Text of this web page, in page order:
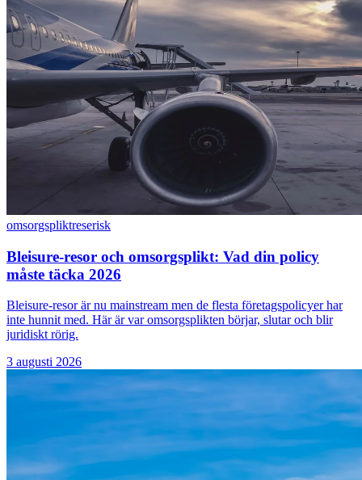
omsorgspliktreserisk
Bleisure-resor och omsorgsplikt: Vad din policy
måste täcka 2026
Bleisure-resor är nu mainstream men de flesta företagspolicyer har
inte hunnit med. Här är var omsorgsplikten börjar, slutar och blir
juridiskt rörig.
3 augusti 2026